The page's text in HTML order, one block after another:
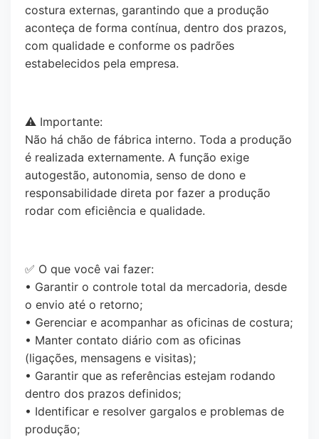
costura externas, garantindo que a produção
aconteça de forma contínua, dentro dos prazos,
com qualidade e conforme os padrões
estabelecidos pela empresa.
⚠️ Importante:
Não há chão de fábrica interno. Toda a produção
é realizada externamente. A função exige
autogestão, autonomia, senso de dono e
responsabilidade direta por fazer a produção
rodar com eficiência e qualidade.
✅ O que você vai fazer:
• Garantir o controle total da mercadoria, desde
o envio até o retorno;
• Gerenciar e acompanhar as oficinas de costura;
• Manter contato diário com as oficinas
(ligações, mensagens e visitas);
• Garantir que as referências estejam rodando
dentro dos prazos definidos;
• Identificar e resolver gargalos e problemas de
produção;